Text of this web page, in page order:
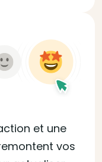
et une
vos